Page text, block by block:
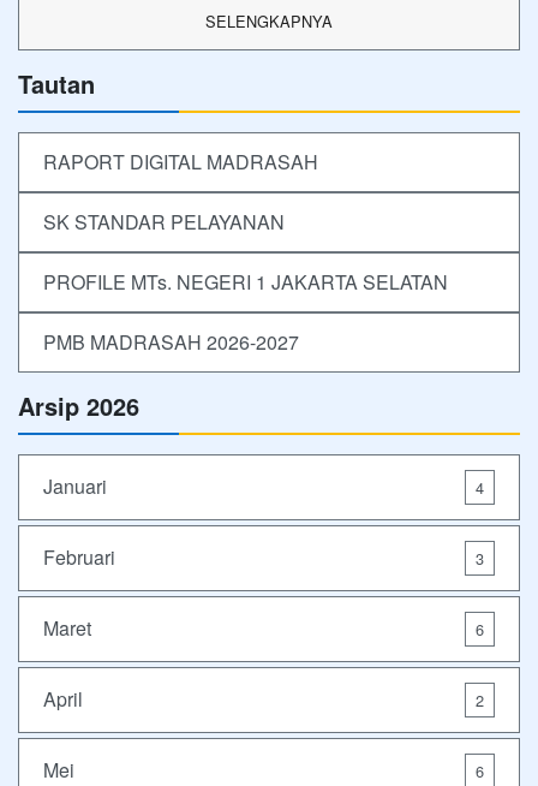
SELENGKAPNYA
Tautan
RAPORT DIGITAL MADRASAH
SK STANDAR PELAYANAN
PROFILE MTs. NEGERI 1 JAKARTA SELATAN
PMB MADRASAH 2026-2027
Arsip 2026
Januari 4
Februari 3
Maret 6
April 2
Mei 6